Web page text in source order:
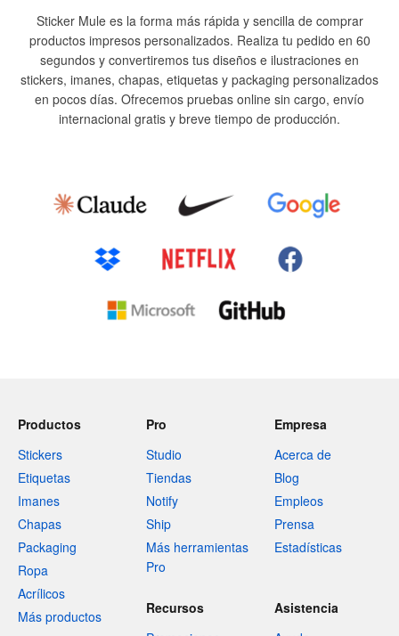
Sticker Mule es la forma más rápida y sencilla de comprar
productos impresos personalizados. Realiza tu pedido en 60
segundos y convertiremos tus diseños e ilustraciones en
stickers, imanes, chapas, etiquetas y packaging personalizados
en pocos días. Ofrecemos pruebas online sin cargo, envío
internacional gratis y breve tiempo de producción.
Productos
Stickers
Etiquetas
Imanes
Chapas
Packaging
Ropa
Acrílicos
Más productos
Pro
Studio
Tiendas
Notify
Ship
Más herramientas
Pro
Empresa
Acerca de
Blog
Empleos
Prensa
Estadísticas
Recursos
Asistencia